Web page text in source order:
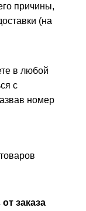
причины,
(на
в любой
с
номер
заказа